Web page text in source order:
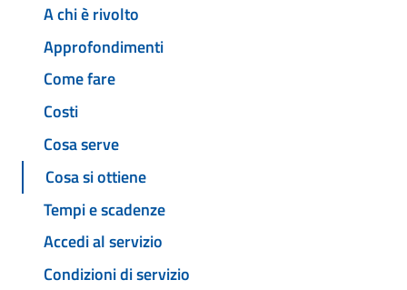
A chi è rivolto
Approfondimenti
Come fare
Costi
Cosa serve
Cosa si ottiene
Tempi e scadenze
Accedi al servizio
Condizioni di servizio